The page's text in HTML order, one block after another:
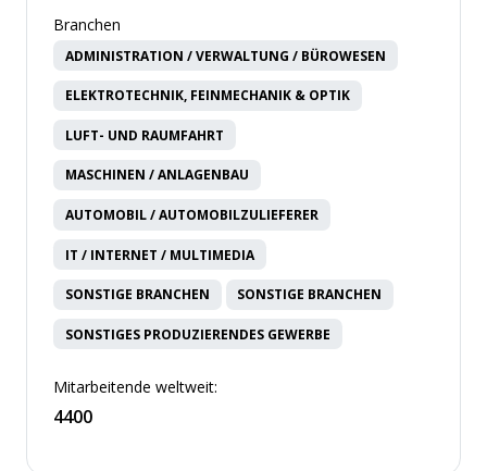
Branchen
ADMINISTRATION / VERWALTUNG / BÜROWESEN
ELEKTROTECHNIK, FEINMECHANIK & OPTIK
LUFT- UND RAUMFAHRT
MASCHINEN / ANLAGENBAU
AUTOMOBIL / AUTOMOBILZULIEFERER
IT / INTERNET / MULTIMEDIA
SONSTIGE BRANCHEN SONSTIGE BRANCHEN
SONSTIGES PRODUZIERENDES GEWERBE
Mitarbeitende weltweit:
4400